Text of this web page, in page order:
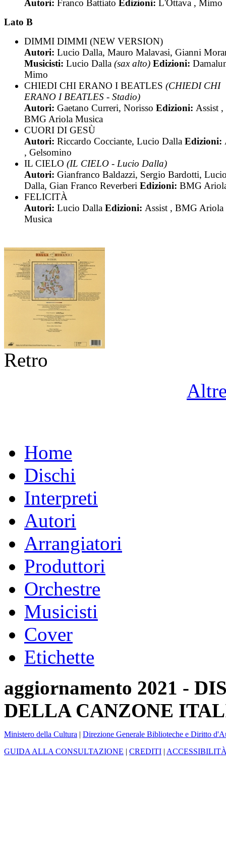
Autori: Franco Battiato Edizioni: L'Ottava , Mimo
Lato B
DIMMI DIMMI (NEW VERSION)
Autori: Lucio Dalla, Mauro Malavasi, Gianni
Musicisti: Lucio Dalla (sax alto) Edizioni:
Mimo
CHIEDI CHI ERANO I BEATLES (CHIEDI CHI
ERANO I BEATLES - Stadio)
Autori: Gaetano Curreri, Norisso Edizioni: Assist ,
BMG Ariola Musica
CUORI DI GESÙ
Autori: Riccardo Cocciante, Lucio Dalla Edizioni:
, Gelsomino
IL CIELO (IL CIELO - Lucio Dalla)
Autori: Gianfranco Baldazzi, Sergio Bardotti,
Dalla, Gian Franco Reverberi Edizioni: BMG
FELICITÀ
Autori: Lucio Dalla Edizioni: Assist , BMG Ariola
Musica
Retro
Home
Dischi
Interpreti
Autori
Arrangiatori
Produttori
Orchestre
Musicisti
Cover
Etichette
aggiornamento 2021 -
DELLA CANZONE
Ministero della Cultura | Direzione Generale Biblioteche e Diritto
GUIDA ALLA CONSULTAZIONE | CREDITI |